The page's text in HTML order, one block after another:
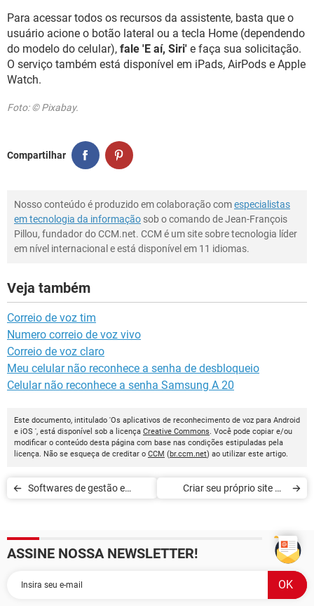
Para acessar todos os recursos da assistente, basta que o
usuário acione o botão lateral ou a tecla Home (dependendo
do modelo do celular), fale 'E aí, Siri' e faça sua solicitação.
O serviço também está disponível em iPads, AirPods e Apple
Watch.
Foto: © Pixabay.
Compartilhar
Nosso conteúdo é produzido em colaboração comespecialistas
em tecnologia da informação sob o comando de Jean-François
Pillou, fundador do CCM.net. CCM é um site sobre tecnologia líder
em nível internacional e está disponível em 11 idiomas.
Veja também
Correio de voz tim
Numero correio de voz vivo
Correio de voz claro
Meu celular não reconhece a senha de desbloqueio
Celular não reconhece a senha Samsung A 20
Este documento, intitulado 'Os aplicativos de reconhecimento de voz para Android
e iOS ', está disponível sob a licença Creative Commons. Você pode copiar e/ou
modificar o conteúdo desta página com base nas condições estipuladas pela
licença. Não se esqueça de creditar o CCM (br.ccm.net) ao utilizar este artigo.
Softwares de gestão e
Criar seu próprio site ou
ASSINE NOSSA NEWSLETTER!